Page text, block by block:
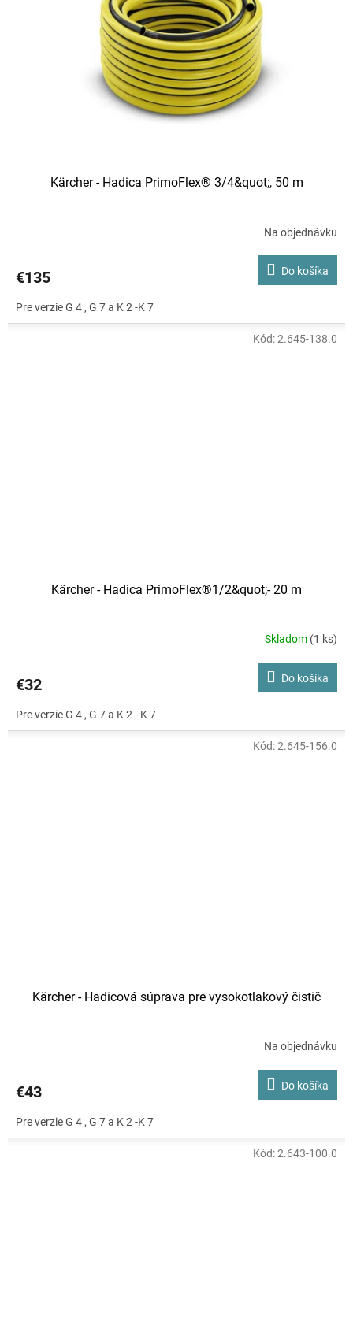
Kärcher - Hadica PrimoFlex® 3/4&quot;, 50 m
Na objednávku
€135 Do košíka
Pre verzie G 4 , G 7 a K 2 -K 7
Kärcher - Hadica PrimoFlex®1/2&quot;- 20 m
Skladom (1 ks)
€32 Do košíka
Pre verzie G 4 , G 7 a K 2 - K 7
Kód:2.645-138.0
Kärcher - Hadicová súprava pre vysokotlakový čistič
Na objednávku
€43 Do košíka
Pre verzie G 4 , G 7 a K 2 -K 7
Kód:2.645-156.0
Kód:2.643-100.0